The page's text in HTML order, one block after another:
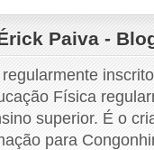
Paiva -
Física
superior. É o
para